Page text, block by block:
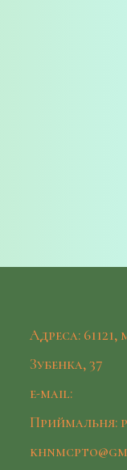
Адреса:
Зубенка, 37
e-mail:
Приймальня: